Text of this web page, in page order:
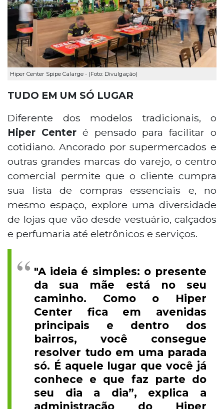
Hiper Center Spipe Calarge - (Foto: Divulgação)
TUDO EM UM SÓ LUGAR
Diferente dos modelos tradicionais, o
Hiper Centeré pensado para facilitar o
cotidiano. Ancorado por supermercados e
outras grandes marcas do varejo, o centro
comercial permite que o cliente cumpra
sua lista de compras essenciais e, no
mesmo espaço, explore uma diversidade
de lojas que vão desde vestuário, calçados
e perfumaria até eletrônicos e serviços.
"A ideia é simples: o presente
da sua mãe está no seu
caminho. Como o Hiper
Center fica em avenidas
principais e dentro dos
bairros, você consegue
resolver tudo em uma parada
só. É aquele lugar que você já
conhece e que faz parte do
seu dia a dia”, explica a
administração do Hiper